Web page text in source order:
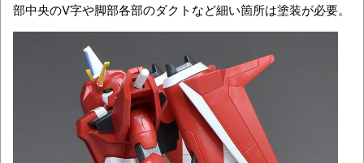
部中央のV字や脚部各部のダクトなど細い箇所は塗装が必要。